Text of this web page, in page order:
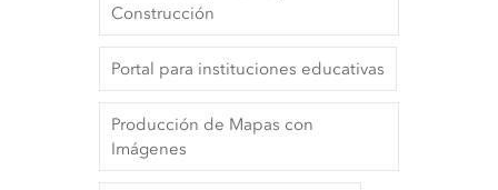
Construcción
Portal para instituciones educativas
Producción de Mapas con
Imágenes